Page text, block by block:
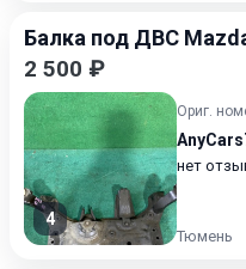
Балка под ДВС
2 500 ₽
4
Ориг.
нет
Тюмень